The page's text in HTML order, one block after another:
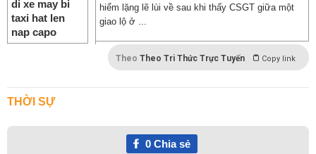
hiểm lặng lẽ lùi về sau khi thấy CSGT giữa một
giao lộ ở ...
Theo Theo Tri Thức Trực Tuyến Copy link
THỜI SỰ
0Chia sẻ